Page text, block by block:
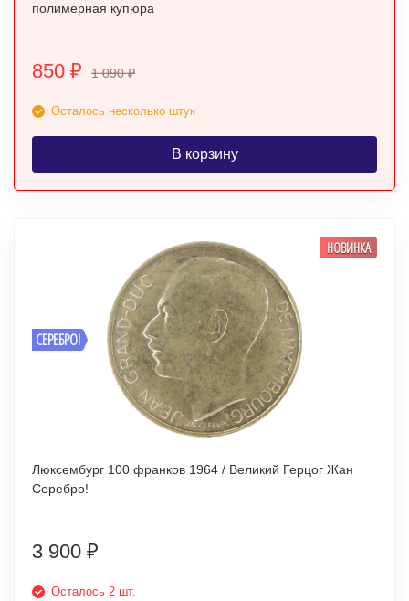
полимерная купюра
850 ₽ 1 090₽
Осталось несколько штук
В корзину
СЕРЕБРО!
НОВИНКА
Люксембург 100 франков 1964 / Великий Герцог Жан
Серебро!
3 900 ₽
Осталось 2 шт.